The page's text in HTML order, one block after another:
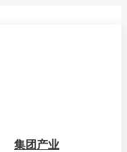
集团产业